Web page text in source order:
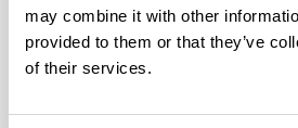
may combine it with other
provided to them or that they’ve
of their services.
Publisher: Catarata
Author: José M. Portillo Valdés
Book:Una historia atlántica de